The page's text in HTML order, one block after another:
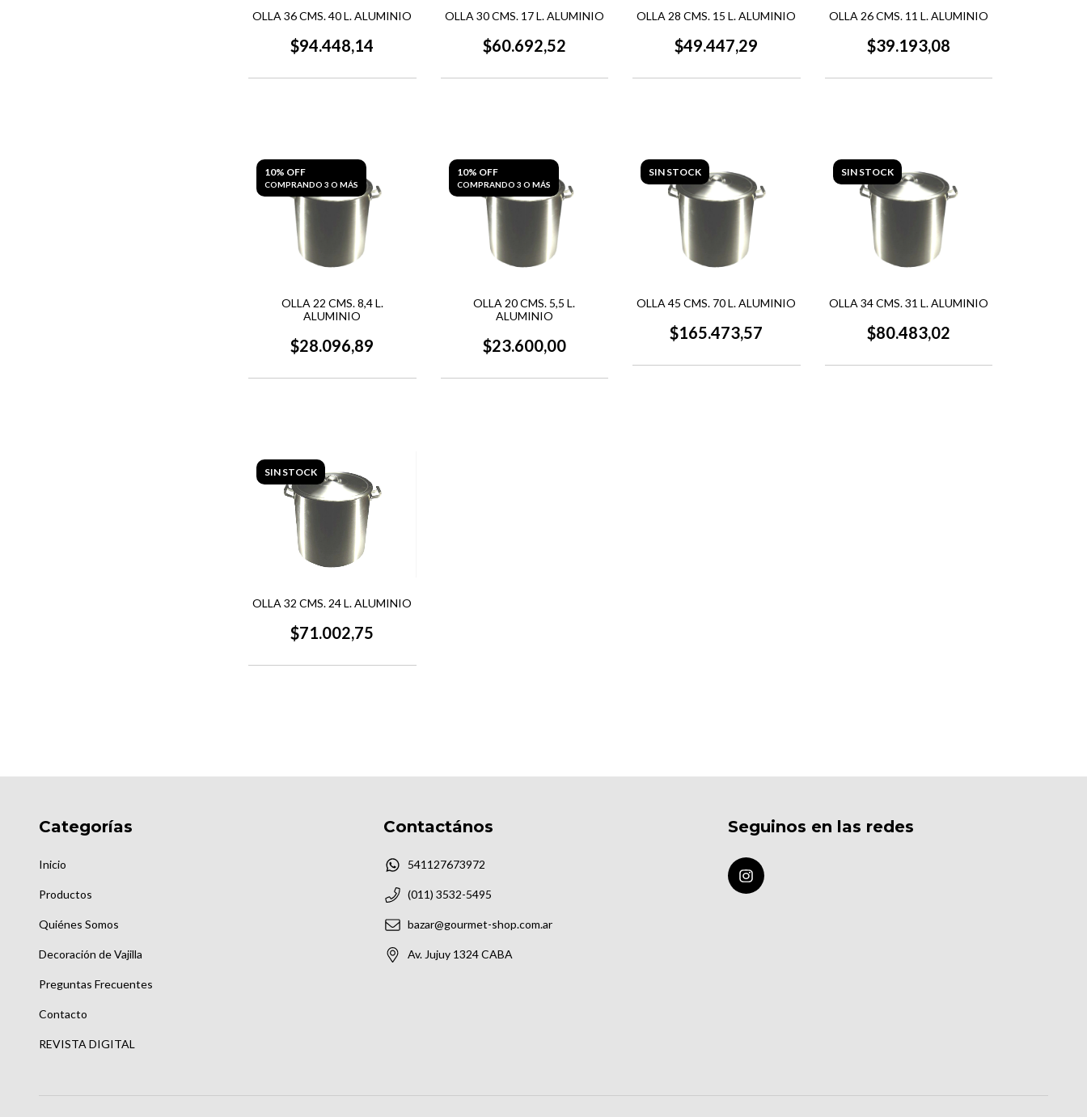
OLLA 36 CMS. 40 L. ALUMINIO
$94.448,14
OLLA 30 CMS. 17 L. ALUMINIO
$60.692,52
OLLA 28 CMS. 15 L. ALUMINIO
$49.447,29
OLLA 26 CMS. 11 L. ALUMINIO
$39.193,08
10% OFF
COMPRANDO 3 O MÁS
OLLA 22 CMS. 8,4 L.
ALUMINIO
$28.096,89
10% OFF
COMPRANDO 3 O MÁS
OLLA 20 CMS. 5,5 L.
ALUMINIO
$23.600,00
SIN STOCK
OLLA 45 CMS. 70 L. ALUMINIO
$165.473,57
SIN STOCK
OLLA 34 CMS. 31 L. ALUMINIO
$80.483,02
SIN STOCK
OLLA 32 CMS. 24 L. ALUMINIO
$71.002,75
Categorías
Inicio
Productos
Quiénes Somos
Decoración de Vajilla
Preguntas Frecuentes
Contacto
REVISTA DIGITAL
Contactános
541127673972
(011) 3532-5495
bazar@gourmet-shop.com.ar
Av. Jujuy 1324 CABA
Seguinos en las redes